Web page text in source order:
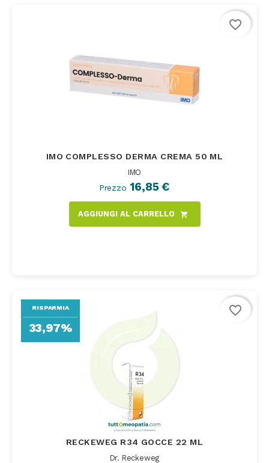
IMO COMPLESSO DERMA CREMA 50 ML
IMO
Prezzo 16,85 €
AGGIUNGI AL CARRELLO shopping_cart
favorite_border
RECKEWEG R34 GOCCE 22 ML
Dr. Reckeweg
RISPARMIA
33,97%
favorite_border